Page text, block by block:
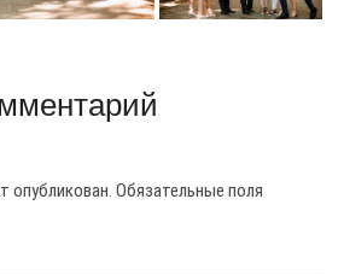
опубликован. Обязательные поля